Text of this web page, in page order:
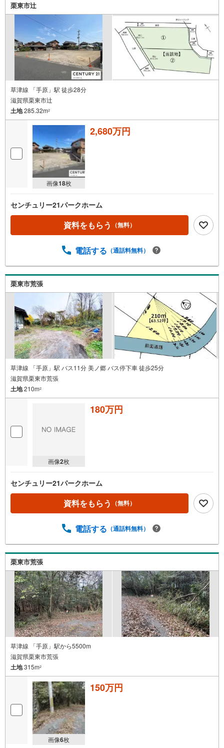
栗東市辻
草津線 「手原」駅 徒歩28分
滋賀県栗東市辻
土地285.32m2
画像18枚
2,680万円
センチュリー21パークホーム
資料をもらう （無料）
電話する （通話料無料）
栗東市荒張
草津線 「手原」駅 バス11分 美ノ郷 バス停下車 徒歩25分
滋賀県栗東市荒張
土地210m2
画像2枚
180万円
センチュリー21パークホーム
資料をもらう （無料）
電話する （通話料無料）
栗東市荒張
草津線 「手原」駅から5500m
滋賀県栗東市荒張
土地315m2
画像6枚
150万円